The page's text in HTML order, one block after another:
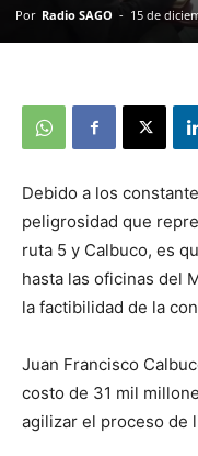
Por Radio SAGO - 15 de
Debido a los
peligrosidad que
ruta 5 y Calbuco, es
hasta las oficinas del
la factibilidad de la
Juan Francisco
costo de 31 mil
agilizar el proceso de